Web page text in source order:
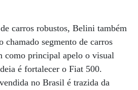
carros robustos, Belini também
chamado segmento de carros
como principal apelo o visual
é fortalecer o Fiat 500.
no Brasil é trazida da